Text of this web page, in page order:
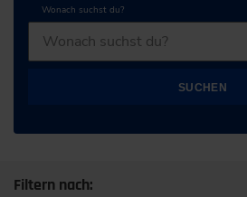
Wonach suchst du?
SUCHEN
Filtern nach: